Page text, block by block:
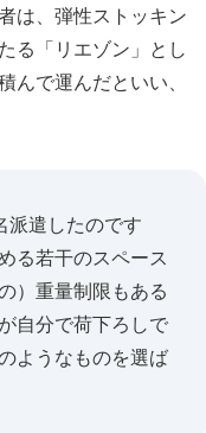
は、弾性ストッキン
る「リエゾン」とし
んで運んだといい、
派遣したのです
る若干のスペース
）重量制限もある
自分で荷下ろしで
ようなものを選ば